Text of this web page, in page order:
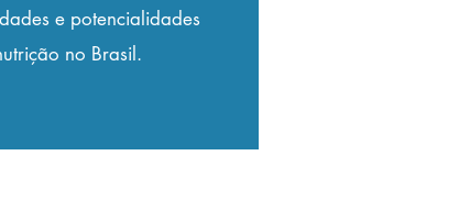
e potencialidades
no Brasil.